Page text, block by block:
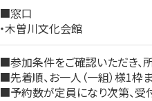
■窓口
・木曽川文化会館
■参加条件をご確認いただき、
■先着順、お一人（一組）様1枠
■予約数が定員になり次第、受